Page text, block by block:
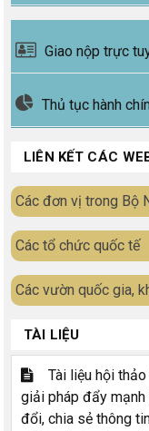
Giao nộp trực
Thủ tục hành
LIÊN KẾT CÁC
Các đơn vị trong Bộ
Các tổ chức quốc tế
Các vườn quốc gia,
TÀI LIỆU
Tài liệu hội thảo
giải pháp đẩy
đổi, chia sẻ thông